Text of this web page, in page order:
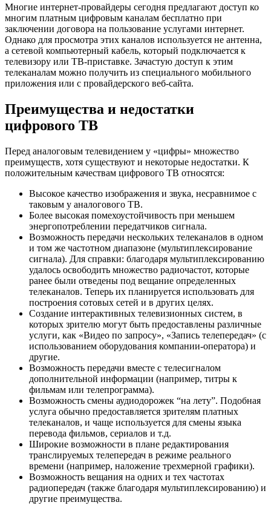
Многие интернет-провайдеры сегодня предлагают доступ ко
многим платным цифровым каналам бесплатно при
заключении договора на пользование услугами интернет.
Однако для просмотра этих каналов используется не антенна,
а сетевой компьютерный кабель, который подключается к
телевизору или ТВ-приставке. Зачастую доступ к этим
телеканалам можно получить из специального мобильного
приложения или с провайдерского веб-сайта.
Преимущества и недостатки
цифрового ТВ
Перед аналоговым телевидением у «цифры» множество
преимуществ, хотя существуют и некоторые недостатки. К
положительным качествам цифрового ТВ относятся:
Высокое качество изображения и звука, несравнимое с
таковым у аналогового ТВ.
Более высокая помехоустойчивость при меньшем
энергопотреблении передатчиков сигнала.
Возможность передачи нескольких телеканалов в одном
и том же частотном диапазоне (мультиплексирование
сигнала). Для справки: благодаря мультиплексированию
удалось освободить множество радиочастот, которые
ранее были отведены под вещание определенных
телеканалов. Теперь их планируется использовать для
построения сотовых сетей и в других целях.
Создание интерактивных телевизионных систем, в
которых зрителю могут быть предоставлены различные
услуги, как «Видео по запросу», «Запись телепередач» (с
использованием оборудования компании-оператора) и
другие.
Возможность передачи вместе с телесигналом
дополнительной информации (например, титры к
фильмам или телепрограмма).
Возможность смены аудиодорожек “на лету”. Подобная
услуга обычно предоставляется зрителям платных
телеканалов, и чаще используется для смены языка
перевода фильмов, сериалов и т.д.
Широкие возможности в плане редактирования
транслируемых телепередач в режиме реального
времени (например, наложение трехмерной графики).
Возможность вещания на одних и тех частотах
радиопередач (также благодаря мультиплексированию) и
другие преимущества.